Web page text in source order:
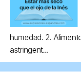
humedad. 2.
astringent...